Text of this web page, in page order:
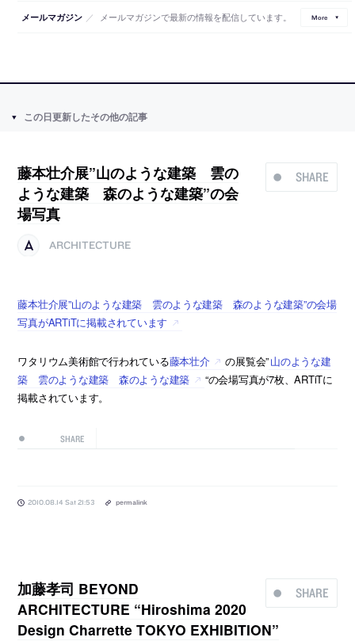
メールマガジン ／ メールマガジンで最新の情報を配信しています。 More
この日更新したその他の記事
SHARE
藤本壮介展”山のような建築 雲の
ような建築 森のような建築”の会
場写真
ARCHITECTURE
藤本壮介展”山のような建築 雲のような建築 森のような建築”の会場
写真がARTiTに掲載されています
ワタリウム美術館で行われている藤本壮介 の展覧会”山のような建
築 雲のような建築 森のような建築
“の会場写真が7枚、ARTiTに
掲載されています。
SHARE
2010.08.14 Sat 21:53 permalink
SHARE
加藤孝司 BEYOND
ARCHITECTURE “Hiroshima 2020
Design Charrette TOKYO EXHIBITION”